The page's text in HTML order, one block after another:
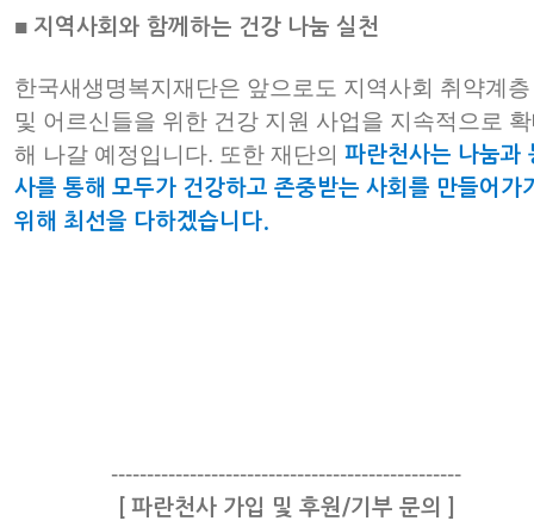
■ 지역사회와 함께하는 건강 나눔 실천
한국새생명복지재단은 앞으로도 지역사회 취약계층
및 어르신들을 위한 건강 지원 사업을 지속적으로
해 나갈 예정입니다. 또한 재단의 파란천사는 나눔과
사를 통해 모두가 건강하고 존중받는 사회를 만들어가
위해 최선을 다하겠습니다.
-------------------------------------------------
[ 파란천사 가입 및 후원/기부 문의 ]